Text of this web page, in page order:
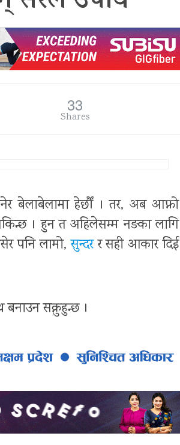
33
Shares
बेलाबेलामा हेर्छौं । तर, अब आफ्नो
। हुन त अहिलेसम्म नङका लागि
पनि लामो,सुन्दर र सही आकार दिई
सक्नुहुन्छ ।